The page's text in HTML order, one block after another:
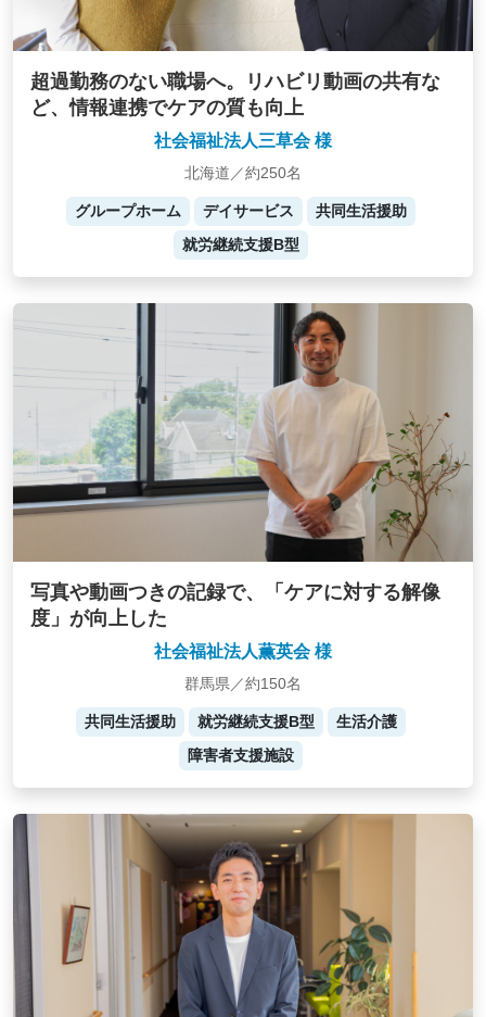
超過勤務のない職場へ。リハビリ動画の共有な
ど、情報連携でケアの質も向上
社会福祉法人三草会 様
北海道／約250名
グループホーム デイサービス
共同生活援助
就労継続支援B型
写真や動画つきの記録で、「ケアに対する解像
度」が向上した
社会福祉法人薫英会 様
群馬県／約150名
共同生活援助 就労継続支援B型
生活介護
障害者支援施設